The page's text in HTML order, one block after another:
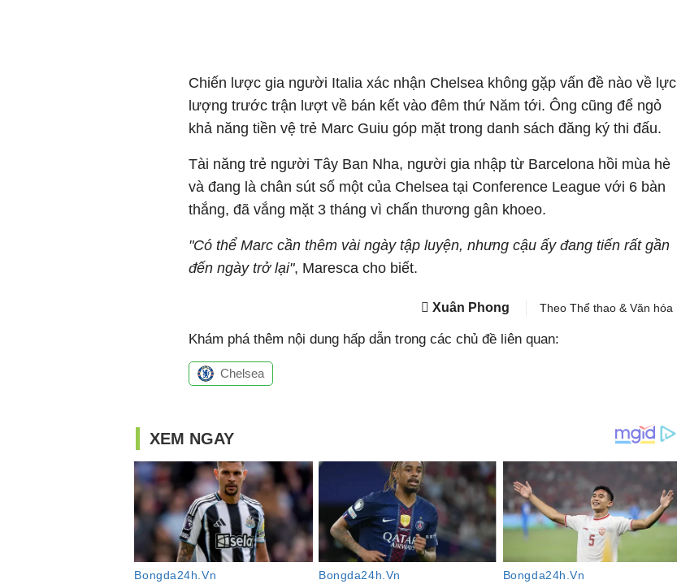
Chiến lược gia người Italia xác nhận Chelsea không gặp vấn đề nào về lực
lượng trước trận lượt về bán kết vào đêm thứ Năm tới. Ông cũng để ngỏ
khả năng tiền vệ trẻ Marc Guiu góp mặt trong danh sách đăng ký thi đấu.
Tài năng trẻ người Tây Ban Nha, người gia nhập từ Barcelona hồi mùa hè
và đang là chân sút số một của Chelsea tại Conference League với 6 bàn
thắng, đã vắng mặt 3 tháng vì chấn thương gân khoeo.
"Có thể Marc cần thêm vài ngày tập luyện, nhưng cậu ấy đang tiến rất gần
đến ngày trở lại", Maresca cho biết.
Xuân Phong Theo Thể thao & Văn hóa
Khám phá thêm nội dung hấp dẫn trong các chủ đề liên quan:
Chelsea